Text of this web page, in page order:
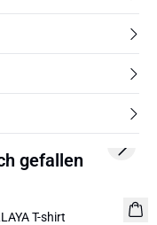
gefallen
T-shirt
Next